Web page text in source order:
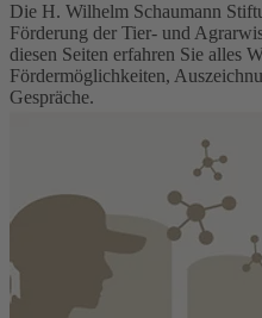
Die H. Wilhelm Schaumann
Förderung der Tier- und
diesen Seiten erfahren Sie alles
Fördermöglichkeiten,
Gespräche.